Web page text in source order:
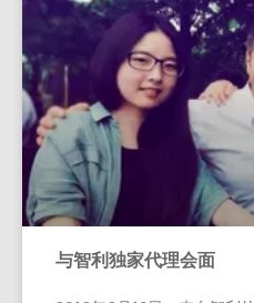
与智利独家代理会面